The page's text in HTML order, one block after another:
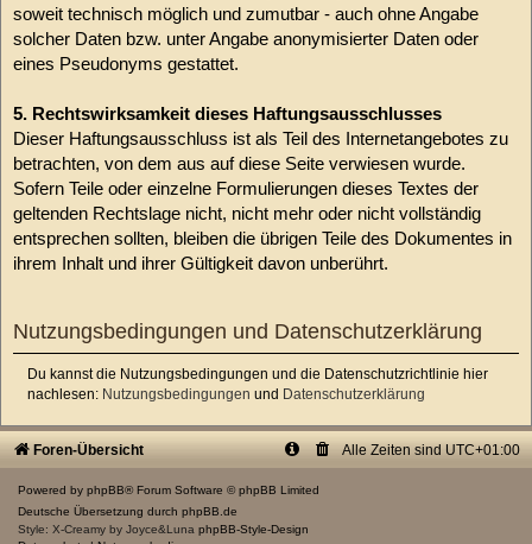
soweit technisch möglich und zumutbar - auch ohne Angabe
solcher Daten bzw. unter Angabe anonymisierter Daten oder
eines Pseudonyms gestattet.
5. Rechtswirksamkeit dieses Haftungsausschlusses
Dieser Haftungsausschluss ist als Teil des Internetangebotes zu
betrachten, von dem aus auf diese Seite verwiesen wurde.
Sofern Teile oder einzelne Formulierungen dieses Textes der
geltenden Rechtslage nicht, nicht mehr oder nicht vollständig
entsprechen sollten, bleiben die übrigen Teile des Dokumentes in
ihrem Inhalt und ihrer Gültigkeit davon unberührt.
Nutzungsbedingungen und Datenschutzerklärung
Du kannst die Nutzungsbedingungen und die Datenschutzrichtlinie hier
nachlesen: Nutzungsbedingungen und Datenschutzerklärung
Foren-Übersicht Alle Zeiten sind UTC+01:00
Powered by phpBB® Forum Software © phpBB Limited
Deutsche Übersetzung durch phpBB.de
Style: X-Creamy by Joyce&Luna phpBB-Style-Design